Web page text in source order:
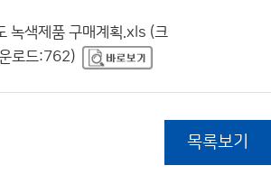
녹색제품 구매계획.xls (크
로드:762)
목록보기